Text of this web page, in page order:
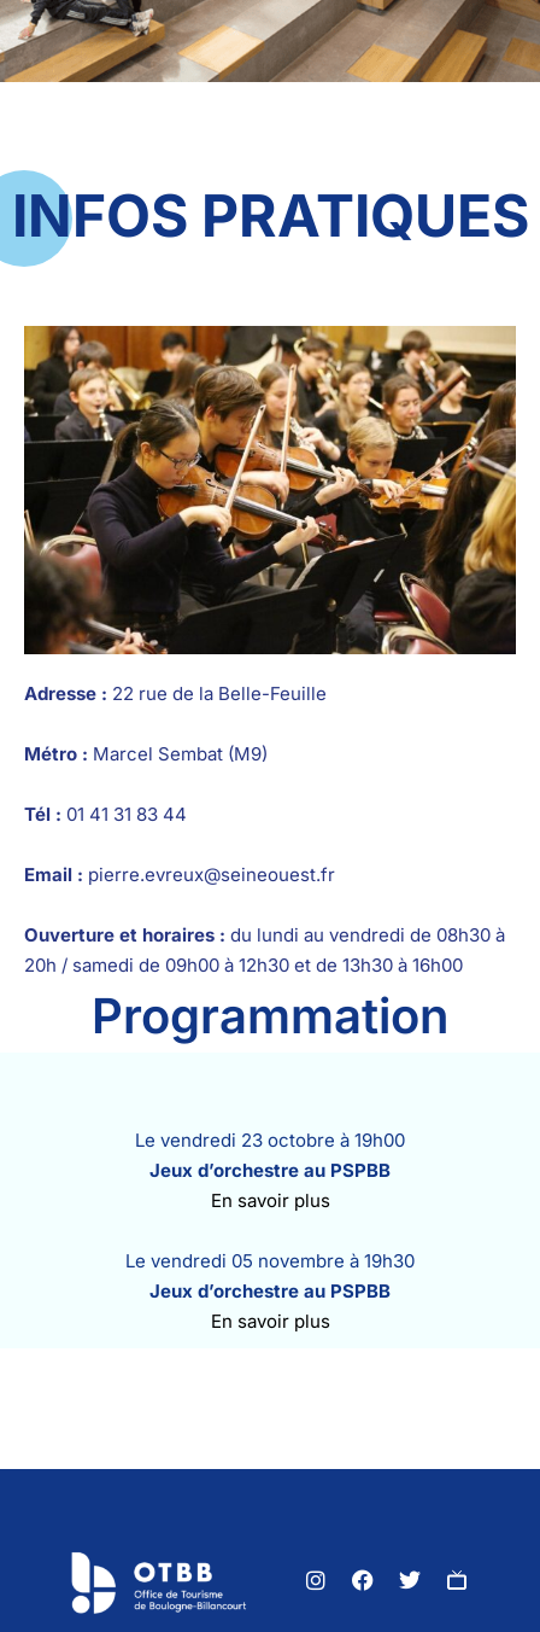
INFOS PRATIQUES
Adresse : 22 rue de la Belle-Feuille
Métro : Marcel Sembat (M9)
Tél : 01 41 31 83 44
Email : pierre.evreux@seineouest.fr
Ouverture et horaires : du lundi au vendredi de 08h30 à
20h / samedi de 09h00 à 12h30 et de 13h30 à 16h00
Programmation
Le vendredi 23 octobre à 19h00
Jeux d’orchestre au PSPBB
En savoir plus
Le vendredi 05 novembre à 19h30
Jeux d’orchestre au PSPBB
En savoir plus